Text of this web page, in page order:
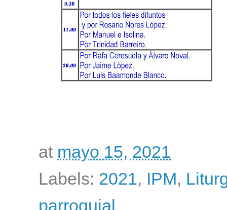
at mayo 15, 2021
Labels: 2021, IPM,
parroquial